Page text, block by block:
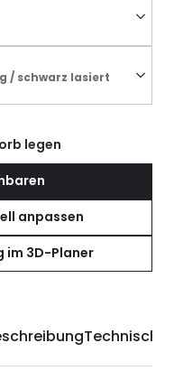
/ schwarz lasiert
legen
anpassen
im 3D-Planer
Technische